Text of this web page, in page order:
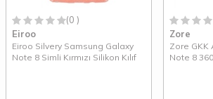
(0 )
Eiroo
Eiroo Silvery Samsung Galaxy
Note 8 Simli Kırmızı Silikon Kılıf
Zore
Zore GKK
Note 8